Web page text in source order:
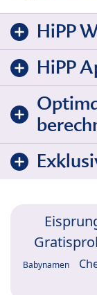
HiPP
HiPP
Babynamen